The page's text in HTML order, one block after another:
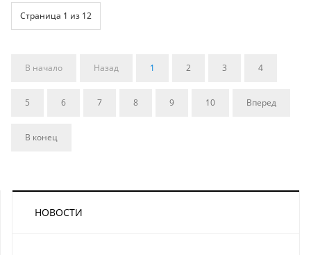
Страница 1 из 12
В начало Назад 1 2 3 4
5 6 7 8 9 10 Вперед
В конец
НОВОСТИ